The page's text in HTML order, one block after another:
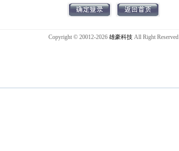
Copyright © 20012-2026 雄豪科技 All Right Reserved